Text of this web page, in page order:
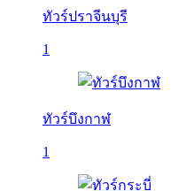
ทัวร์ปราจีนบุรี
1
ทัวร์บึงกาฬ
1